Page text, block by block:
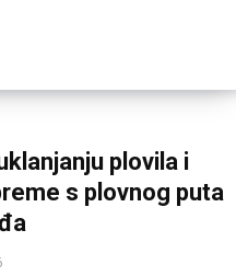
plovila i
s plovnog puta